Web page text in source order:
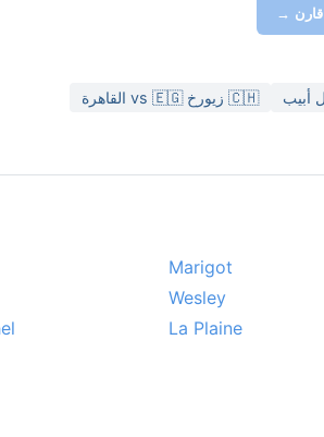
قارن →
🇨🇭 زيورخ vs 🇪🇬 القاهرة
Marigot
Wesley
La Plaine